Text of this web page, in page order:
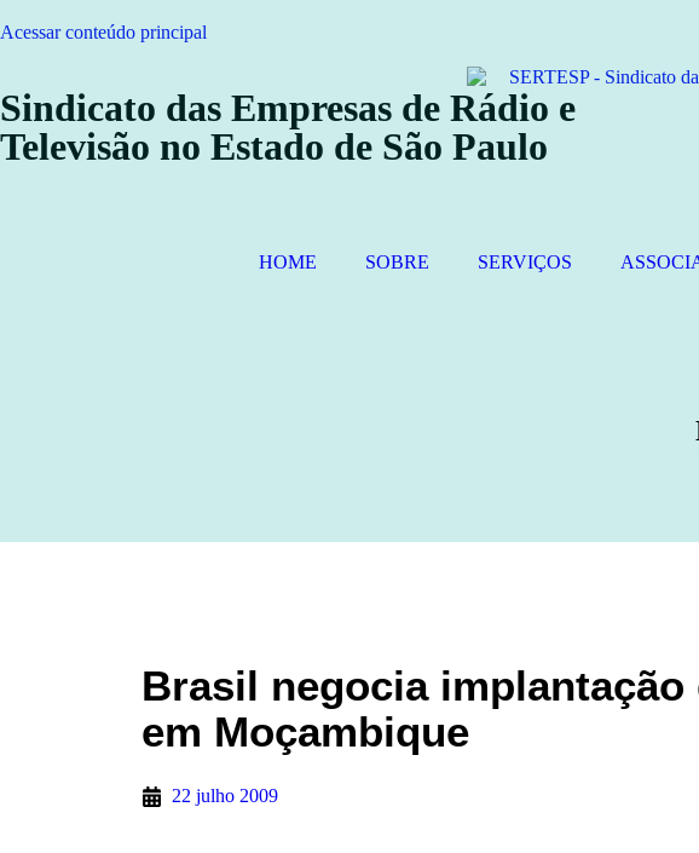
Acessar conteúdo principal
Sindicato das Empresas de Rádio e
Televisão no Estado de São Paulo
HOME SOBRE SERVIÇOS
Brasil negocia implantação
em Moçambique
22 julho 2009